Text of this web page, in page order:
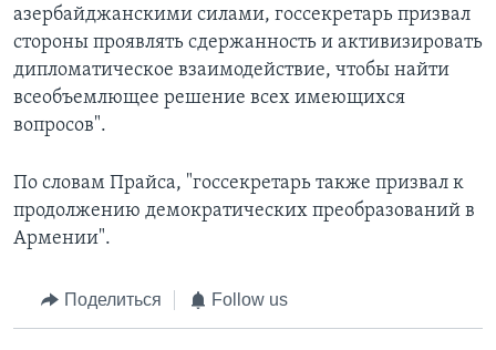
азербайджанскими силами, госсекретарь призвал
стороны проявлять сдержанность и активизировать
дипломатическое взаимодействие, чтобы найти
всеобъемлющее решение всех имеющихся
вопросов".
По словам Прайса, "госсекретарь также призвал к
продолжению демократических преобразований в
Армении".
Поделиться Follow us